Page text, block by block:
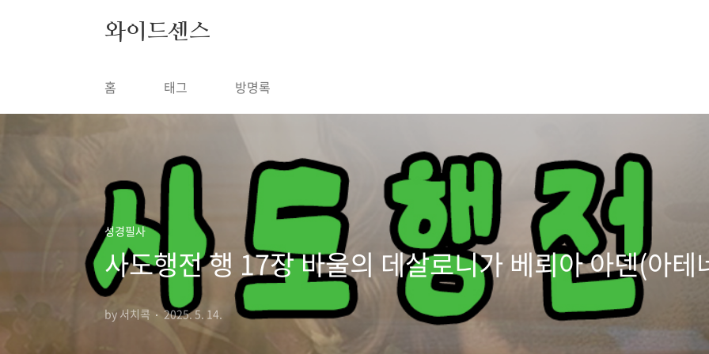
와이드센스
홈 태그 방명록
성경필사
사도행전 행 17장 바울의 데살로니가 베뢰아 아덴(아테
by 서치콕 2025. 5. 14.